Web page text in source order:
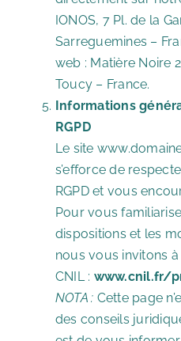
IONOS, 7 Pl. de la
Sarreguemines –
web : Matière Noire
Toucy – France.
Informations
RGPD
Le site
s’efforce de
RGPD et vous
Pour vous
dispositions et les
nous vous invitons
CNIL : www.cnil.fr/
NOTA : Cette page
des conseils